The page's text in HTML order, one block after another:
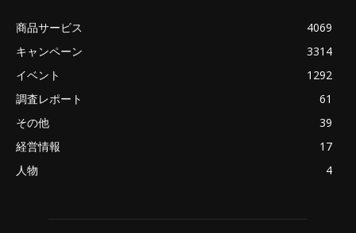
商品サービス
4069
キャンペーン
3314
イベント
1292
調査レポート
61
その他
39
経営情報
17
人物
4